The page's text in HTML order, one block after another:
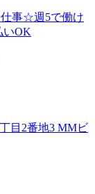
仕事☆週5で働け
いOK
目2番地3 MMビ